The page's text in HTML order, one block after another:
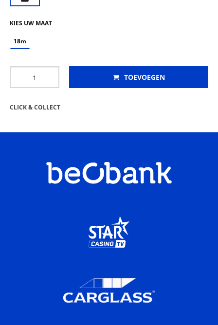
KIES UW MAAT
18m
TOEVOEGEN
CLICK & COLLECT